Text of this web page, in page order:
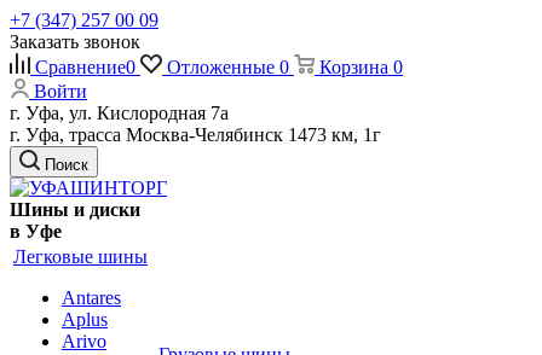
+7 (347) 257 00 09
Заказать звонок
Сравнение0 Отложенные 0 Корзина 0
Войти
г. Уфа, ул. Кислородная 7а
г. Уфа, трасса Москва-Челябинск 1473 км, 1г
Поиск
Шины и диски
в Уфе
Легковые шины
Antares
Aplus
Arivo